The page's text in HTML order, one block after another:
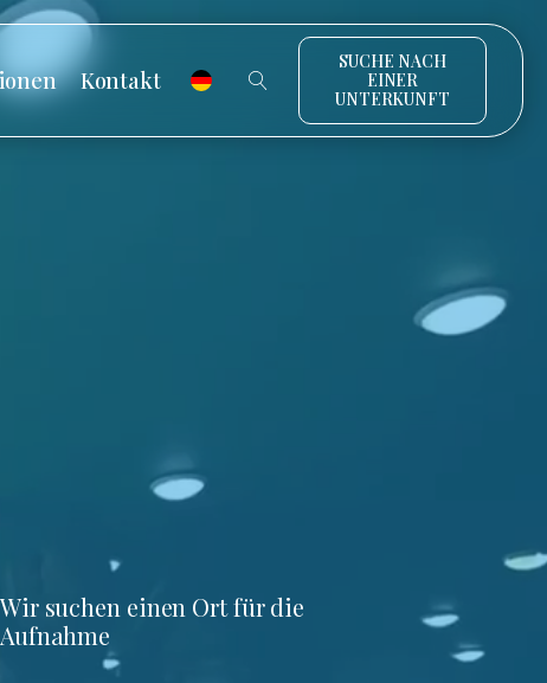
Kontakt
SUCHE NACH
EINER
UNTERKUNFT
Wir suchen einen Ort für die
Aufnahme